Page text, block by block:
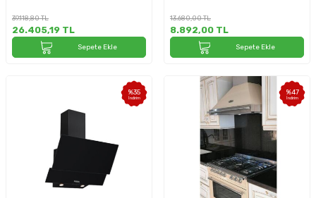
39.118,80TL
26.405,19 TL
Sepete Ekle
13.680,00TL
8.892,00 TL
Sepete Ekle
%35
İndirim
%47
İndirim